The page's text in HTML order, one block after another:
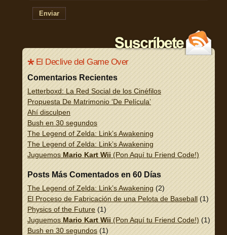
Enviar
El Declive del Game Over
Comentarios Recientes
Letterboxd: La Red Social de los Cinéfilos
Propuesta De Matrimonio ‘De Película’
Ahí disculpen
Bush en 30 segundos
The Legend of Zelda: Link’s Awakening
The Legend of Zelda: Link’s Awakening
Juguemos Mario Kart Wii (Pon Aquí tu Friend Code!)
Posts Más Comentados en 60 Días
The Legend of Zelda: Link’s Awakening (2)
El Proceso de Fabricación de una Pelota de Baseball (1)
Physics of the Future (1)
Juguemos Mario Kart Wii (Pon Aquí tu Friend Code!) (1)
Bush en 30 segundos (1)